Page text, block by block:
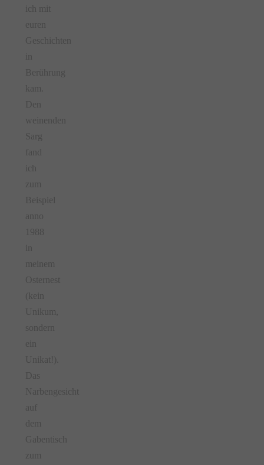
ich mit
euren
Geschichten
Berührung
kam.
Den
weinenden
Sarg
fand
ich
zum
Beispiel
anno
1988
meinem
Osternest
(kein
Unikum,
sondern
ein
Unikat!).
Das
Narbengesicht
auf
dem
Gabentisch
zum